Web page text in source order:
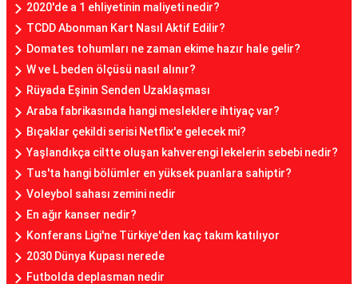
2020'de a 1 ehliyetinin maliyeti nedir?
TCDD Abonman Kart Nasıl Aktif Edilir?
Domates tohumları ne zaman ekime hazır hale gelir?
W ve L beden ölçüsü nasıl alınır?
Rüyada Eşinin Senden Uzaklaşması
Araba fabrikasında hangi mesleklere ihtiyaç var?
Bıçaklar çekildi serisi Netflix'e gelecek mi?
Yaşlandıkça ciltte oluşan kahverengi lekelerin sebebi nedir?
Tus'ta hangi bölümler en yüksek puanlara sahiptir?
Voleybol sahası zemini nedir
En ağır kanser nedir?
Konferans Ligi'ne Türkiye'den kaç takım katılıyor
2030 Dünya Kupası nerede
Futbolda deplasman nedir